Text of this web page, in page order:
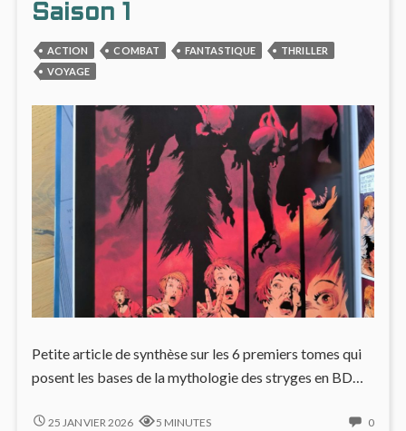
Saison 1
ACTION COMBAT FANTASTIQUE
THRILLER
VOYAGE
Petite article de synthèse sur les 6 premiers tomes qui
posent les bases de la mythologie des stryges en BD…
LE 25 JANVIER 2026 5 MINUTES 0NO